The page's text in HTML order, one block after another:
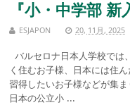
『小・中学部
ESJAPON 20, 11月, 2025
バルセロナ日本人学校では
く住むお子様、日本には住
習得したいお子様などが集
日本の公立小 ...